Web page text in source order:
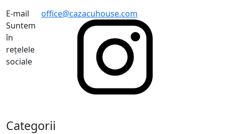
E-mail
office@cazacuhouse.com
Suntem
în
rețelele
sociale
Categorii